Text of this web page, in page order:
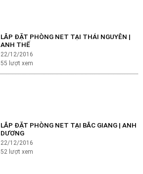
LẮP ĐẶT PHÒNG NET TẠI THÁI NGUYÊN |
ANH THẾ
22/12/2016
55 lượt xem
LẮP ĐẶT PHÒNG NET TẠI BẮC GIANG | ANH
DƯƠNG
22/12/2016
52 lượt xem